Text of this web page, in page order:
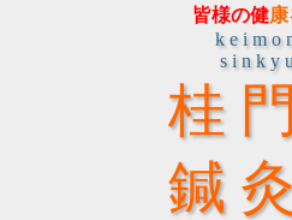
皆様の健
k e i m o
s i n k y
桂
鍼